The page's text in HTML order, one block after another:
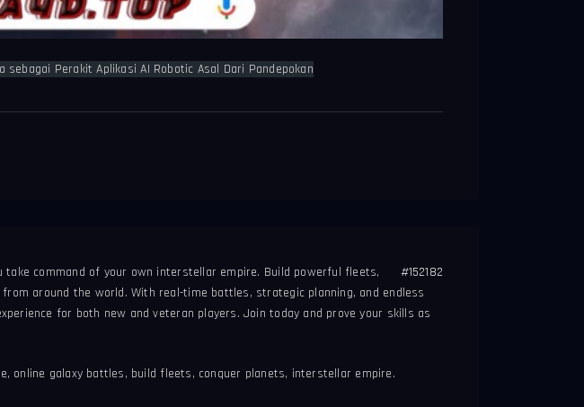
sebagai Perakit Aplikasi AI Robotic Asal Dari Pandepokan
#152182
command of your own interstellar empire. Build powerful fleets,
around the world. With real-time battles, strategic planning, and endless
for both new and veteran players. Join today and prove your skills as
online galaxy battles, build fleets, conquer planets, interstellar empire.